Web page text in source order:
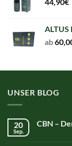
ALTUS
ab
UNSER BLOG
20
Sep.
CBN –